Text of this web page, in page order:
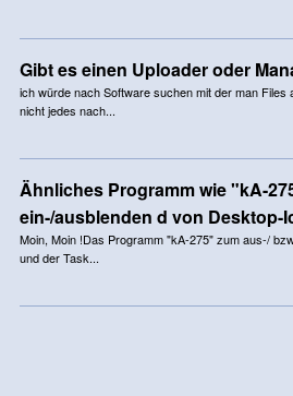
Gibt es einen Uploader oder
ich würde nach Software suchen mit der man
nicht jedes nach...
Ähnliches Programm wie "kA-
ein-/ausblenden d von Desktop-
Moin, Moin !Das Programm "kA-275" zum aus-/
und der Task...